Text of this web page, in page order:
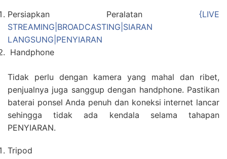
Persiapkan Peralatan {LIVE
STREAMING|BROADCASTING|SIARAN
LANGSUNG|PENYIARAN
Handphone
Tidak perlu dengan kamera yang mahal dan ribet,
penjualnya juga sanggup dengan handphone. Pastikan
baterai ponsel Anda penuh dan koneksi internet lancar
sehingga tidak ada kendala selama tahapan
PENYIARAN.
Tripod